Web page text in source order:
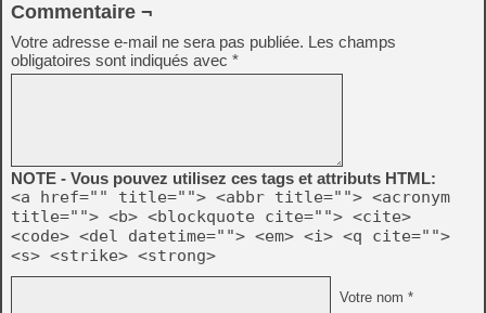
Commentaire ¬
Votre adresse e-mail ne sera pas publiée. Les champs
obligatoires sont indiqués avec *
NOTE - Vous pouvez utilisez ces tags et attributs HTML:
<a href="" title=""> <abbr title=""> <acronym
title=""> <b> <blockquote cite=""> <cite>
<code> <del datetime=""> <em> <i> <q cite="">
<s> <strike> <strong>
Votre nom *